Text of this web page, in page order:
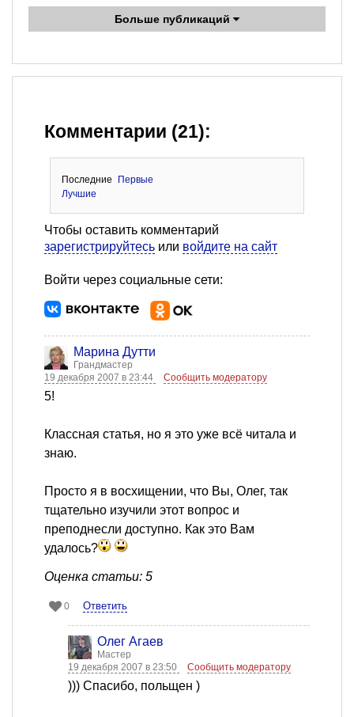
Больше публикаций
Комментарии (21):
Последние
Первые
Лучшие
Чтобы оставить комментарий
зарегистрируйтесь или войдите на сайт
Войти через социальные сети:
Марина Дутти
Грандмастер
19 декабря 2007 в 23:44
Сообщить модератору
5!
Классная статья, но я это уже всё читала и
знаю.
Просто я в восхищении, что Вы, Олег, так
тщательно изучили этот вопрос и
преподнесли доступно. Как это Вам
удалось?
Оценка статьи: 5
0 Ответить
Олег Агаев
Мастер
19 декабря 2007 в 23:50
Сообщить модератору
))) Спасибо, польщен )